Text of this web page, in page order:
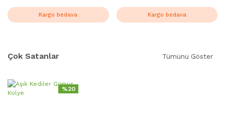
Kargo bedava Kargo bedava
Çok Satanlar Tümünü Göster
%20